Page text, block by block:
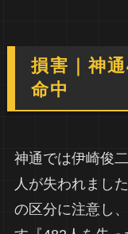
損害｜神
命中
神通では伊崎俊
人が失われまし
の区分に注意し